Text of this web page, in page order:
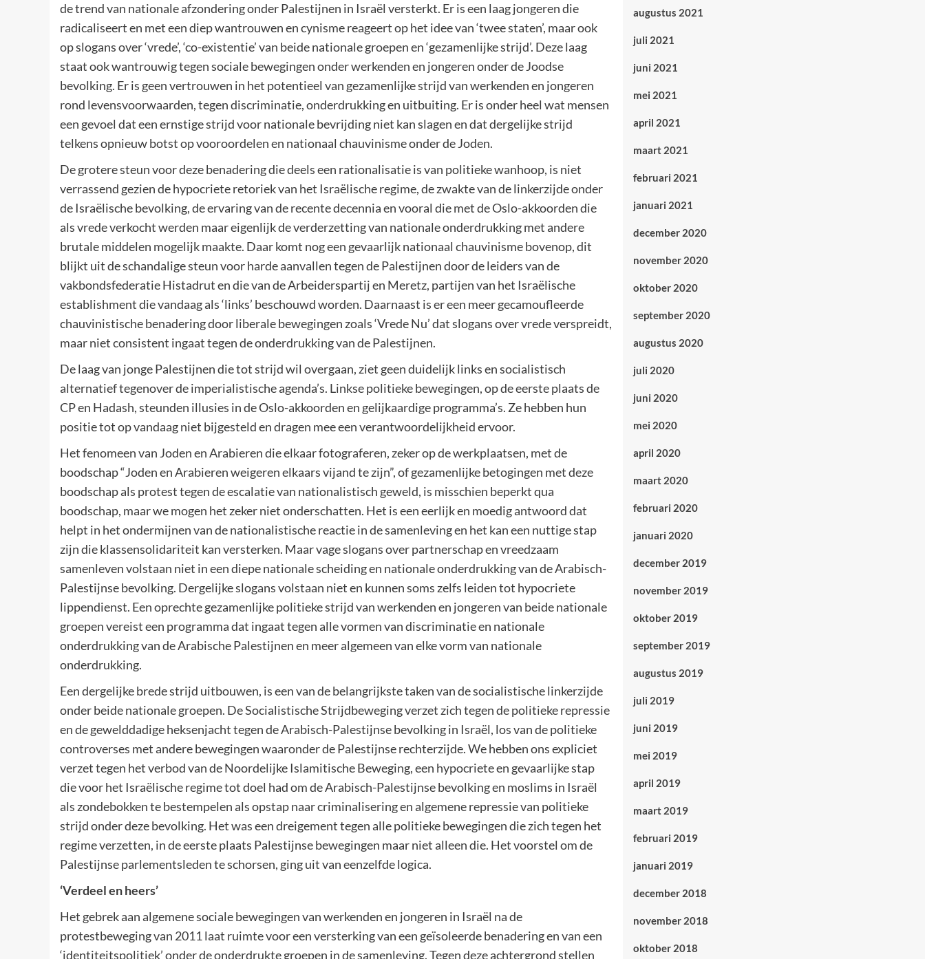
de trend van nationale afzondering onder Palestijnen in Israël versterkt. Er is een laag jongeren die
radicaliseert en met een diep wantrouwen en cynisme reageert op het idee van ‘twee staten’, maar ook
op slogans over ‘vrede’, ‘co-existentie’ van beide nationale groepen en ‘gezamenlijke strijd’. Deze laag
staat ook wantrouwig tegen sociale bewegingen onder werkenden en jongeren onder de Joodse
bevolking. Er is geen vertrouwen in het potentieel van gezamenlijke strijd van werkenden en jongeren
rond levensvoorwaarden, tegen discriminatie, onderdrukking en uitbuiting. Er is onder heel wat mensen
een gevoel dat een ernstige strijd voor nationale bevrijding niet kan slagen en dat dergelijke strijd
telkens opnieuw botst op vooroordelen en nationaal chauvinisme onder de Joden.
De grotere steun voor deze benadering die deels een rationalisatie is van politieke wanhoop, is niet
verrassend gezien de hypocriete retoriek van het Israëlische regime, de zwakte van de linkerzijde onder
de Israëlische bevolking, de ervaring van de recente decennia en vooral die met de Oslo-akkoorden die
als vrede verkocht werden maar eigenlijk de verderzetting van nationale onderdrukking met andere
brutale middelen mogelijk maakte. Daar komt nog een gevaarlijk nationaal chauvinisme bovenop, dit
blijkt uit de schandalige steun voor harde aanvallen tegen de Palestijnen door de leiders van de
vakbondsfederatie Histadrut en die van de Arbeiderspartij en Meretz, partijen van het Israëlische
establishment die vandaag als ‘links’ beschouwd worden. Daarnaast is er een meer gecamoufleerde
chauvinistische benadering door liberale bewegingen zoals ‘Vrede Nu’ dat slogans over vrede verspreidt,
maar niet consistent ingaat tegen de onderdrukking van de Palestijnen.
De laag van jonge Palestijnen die tot strijd wil overgaan, ziet geen duidelijk links en socialistisch
alternatief tegenover de imperialistische agenda’s. Linkse politieke bewegingen, op de eerste plaats de
CP en Hadash, steunden illusies in de Oslo-akkoorden en gelijkaardige programma’s. Ze hebben hun
positie tot op vandaag niet bijgesteld en dragen mee een verantwoordelijkheid ervoor.
Het fenomeen van Joden en Arabieren die elkaar fotograferen, zeker op de werkplaatsen, met de
boodschap “Joden en Arabieren weigeren elkaars vijand te zijn”, of gezamenlijke betogingen met deze
boodschap als protest tegen de escalatie van nationalistisch geweld, is misschien beperkt qua
boodschap, maar we mogen het zeker niet onderschatten. Het is een eerlijk en moedig antwoord dat
helpt in het ondermijnen van de nationalistische reactie in de samenleving en het kan een nuttige stap
zijn die klassensolidariteit kan versterken. Maar vage slogans over partnerschap en vreedzaam
samenleven volstaan niet in een diepe nationale scheiding en nationale onderdrukking van de Arabisch-
Palestijnse bevolking. Dergelijke slogans volstaan niet en kunnen soms zelfs leiden tot hypocriete
lippendienst. Een oprechte gezamenlijke politieke strijd van werkenden en jongeren van beide nationale
groepen vereist een programma dat ingaat tegen alle vormen van discriminatie en nationale
onderdrukking van de Arabische Palestijnen en meer algemeen van elke vorm van nationale
onderdrukking.
Een dergelijke brede strijd uitbouwen, is een van de belangrijkste taken van de socialistische linkerzijde
onder beide nationale groepen. De Socialistische Strijdbeweging verzet zich tegen de politieke repressie
en de gewelddadige heksenjacht tegen de Arabisch-Palestijnse bevolking in Israël, los van de politieke
controverses met andere bewegingen waaronder de Palestijnse rechterzijde. We hebben ons expliciet
verzet tegen het verbod van de Noordelijke Islamitische Beweging, een hypocriete en gevaarlijke stap
die voor het Israëlische regime tot doel had om de Arabisch-Palestijnse bevolking en moslims in Israël
als zondebokken te bestempelen als opstap naar criminalisering en algemene repressie van politieke
strijd onder deze bevolking. Het was een dreigement tegen alle politieke bewegingen die zich tegen het
regime verzetten, in de eerste plaats Palestijnse bewegingen maar niet alleen die. Het voorstel om de
Palestijnse parlementsleden te schorsen, ging uit van eenzelfde logica.
‘Verdeel en heers’
Het gebrek aan algemene sociale bewegingen van werkenden en jongeren in Israël na de
protestbeweging van 2011 laat ruimte voor een versterking van een geïsoleerde benadering en van een
‘identiteitspolitiek’ onder de onderdrukte groepen in de samenleving. Tegen deze achtergrond stellen
augustus 2021
juli 2021
juni 2021
mei 2021
april 2021
maart 2021
februari 2021
januari 2021
december 2020
november 2020
oktober 2020
september 2020
augustus 2020
juli 2020
juni 2020
mei 2020
april 2020
maart 2020
februari 2020
januari 2020
december 2019
november 2019
oktober 2019
september 2019
augustus 2019
juli 2019
juni 2019
mei 2019
april 2019
maart 2019
februari 2019
januari 2019
december 2018
november 2018
oktober 2018